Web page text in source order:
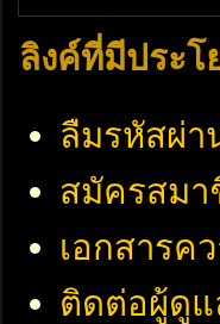
ลิงค์ที่มีประโ
ลืมรหัสผ่า
สมัครสมา
เอกสารค
ติดต่อผู้ดูแ